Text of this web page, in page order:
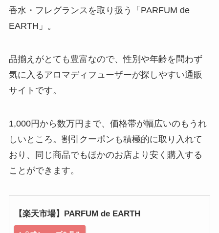
香水・フレグランスを取り扱う「PARFUM de
EARTH」。
品揃えがとても豊富なので、性別や年齢を問わず
気に入るアロマディフューザーが探しやすい通販
サイトです。
1,000円から数万円まで、価格帯が幅広いのもうれ
しいところ。割引クーポンも積極的に取り入れて
おり、同じ商品でもほかのお店より安く購入する
ことができます。
【楽天市場】PARFUM de EARTH